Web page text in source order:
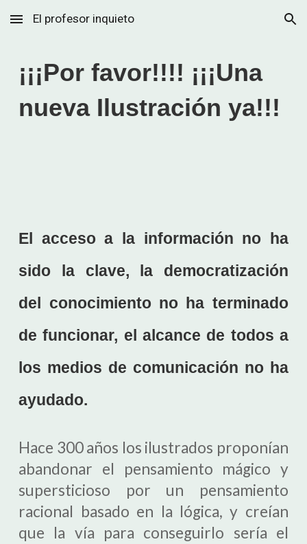
Skip to main content Skip to navigation
El profesor inquieto
¡¡¡Por favor!!!! ¡¡¡Una
nueva Ilustración ya!!!
El acceso a la información no ha
sido la clave, la democratización
del conocimiento no ha terminado
de funcionar, el alcance de todos a
los medios de comunicación no ha
ayudado.
Hace 300 años los ilustrados proponían
abandonar el pensamiento mágico y
supersticioso por un pensamiento
racional basado en la lógica, y creían
que la vía para conseguirlo sería el